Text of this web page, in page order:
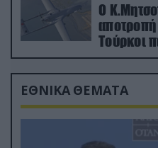
Ο
αποτροπή
Τούρκοι
drone
ΕΘΝΙΚΑ ΘΕΜΑΤΑ